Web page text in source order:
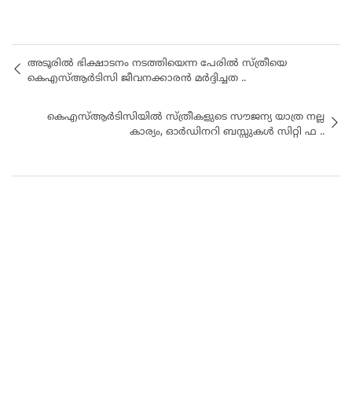
അടൂരിൽ ഭിക്ഷാടനം നടത്തിയെന്ന പേരിൽ സ്ത്രീയെ
കെഎസ്ആർടിസി ജീവനക്കാരൻ മർദ്ദിച്ചത ..
കെഎസ്ആർടിസിയിൽ സ്ത്രീകളുടെ സൗജന്യ യാത്ര നല്ല
കാര്യം, ഓർഡിനറി ബസ്സുകൾ സിറ്റി ഫ ..